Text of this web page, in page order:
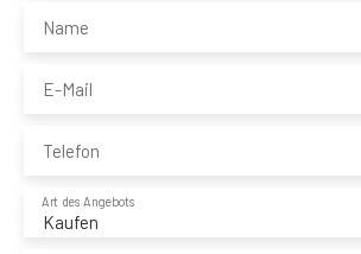
Name
E-Mail
Telefon
Kaufen
Art des Angebots